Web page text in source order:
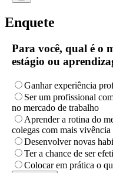
Enquete
Para você, qual é o
estágio ou
Ganhar experiência
Ser um profissional
no mercado de trabalho
Aprender a rotina do
colegas com mais vivência
Desenvolver novas
Ter a chance de ser
Colocar em prática o